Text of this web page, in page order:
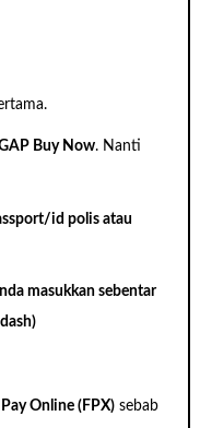
Buy Now. Nanti
id polis atau
masukkan sebentar
Online (FPX) sebab